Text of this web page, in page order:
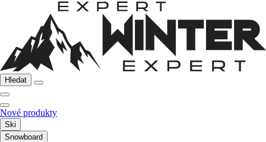
Hledat
Nové produkty
Ski
Snowboard